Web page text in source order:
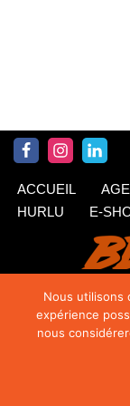
ACCUEIL
HURLU
E-
Nous utilisons
expérience
nous